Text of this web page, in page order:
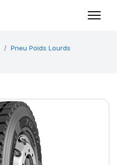
Pneu Poids Lourds